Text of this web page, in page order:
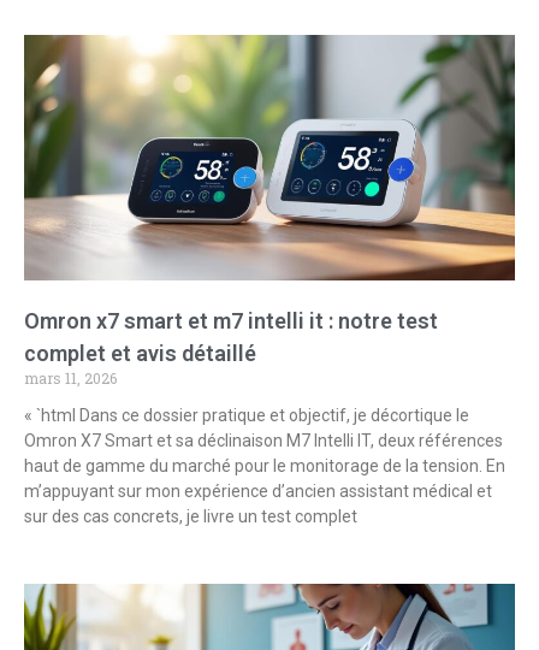
Omron x7 smart et m7 intelli it : notre test
complet et avis détaillé
mars 11, 2026
« `html Dans ce dossier pratique et objectif, je décortique le
Omron X7 Smart et sa déclinaison M7 Intelli IT, deux références
haut de gamme du marché pour le monitorage de la tension. En
m’appuyant sur mon expérience d’ancien assistant médical et
sur des cas concrets, je livre un test complet